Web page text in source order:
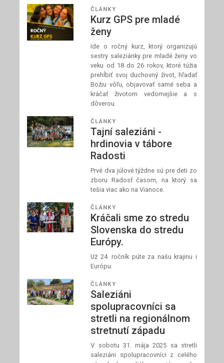
ČLÁNKY
Kurz GPS pre mladé
ženy
Ide o ročný kurz, ktorý organizujú
sestry saleziánky pre mladé ženy vo
veku od 18 do 26 rokov, ktoré túžia
prehĺbiť svoj duchovný život, hľadať
Božiu vôľu, objavovať samé seba a
kráčať životom vedomejšie a s
dôverou.
ČLÁNKY
Tajní saleziáni -
hrdinovia v tábore
Radosti
Prvé dva júlové týždne sú pre deti zo
zboru Radosť časom, na ktorý sa
tešia viac ako na Vianoce.
ČLÁNKY
Kráčali sme zo stredu
Slovenska do stredu
Európy.
Už 24. ročník púte za našu krajinu i
Európu.
ČLÁNKY
Saleziáni
spolupracovníci sa
stretli na regionálnom
stretnutí západu
V sobotu 31. mája 2025 sa stretli
saleziáni spolupracovníci z celého